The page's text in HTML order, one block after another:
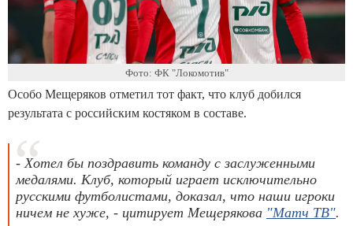
Фото: ФК "Локомотив"
Особо Мещеряков отметил тот факт, что клуб добился
результата с российским костяком в составе.
- Хотел бы поздравить команду с заслуженными
медалями. Клуб, который играет исключительно
русскими футболистами, доказал, что наши игроки
ничем не хуже, - цитирует Мещерякова "Матч ТВ".